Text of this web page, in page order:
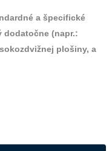
a špecifické
dodatočne (napr.:
plošiny, a